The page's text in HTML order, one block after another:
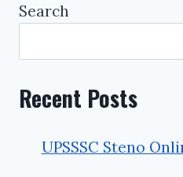
Search
Recent Posts
UPSSSC Steno